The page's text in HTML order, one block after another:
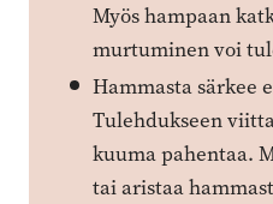
Myös hampaan
murtuminen voi
Hammasta särkee
Tulehdukseen
kuuma pahentaa.
tai aristaa